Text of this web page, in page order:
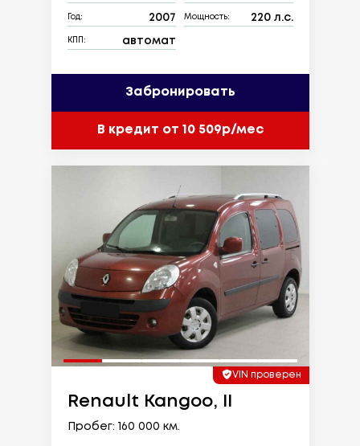
Год: 2007 Мощность: 220 л.с.
КПП: автомат
Забронировать
В кредит от 10 509р/мес
VIN проверен
Renault Kangoo, II
Пробег: 160 000 км.